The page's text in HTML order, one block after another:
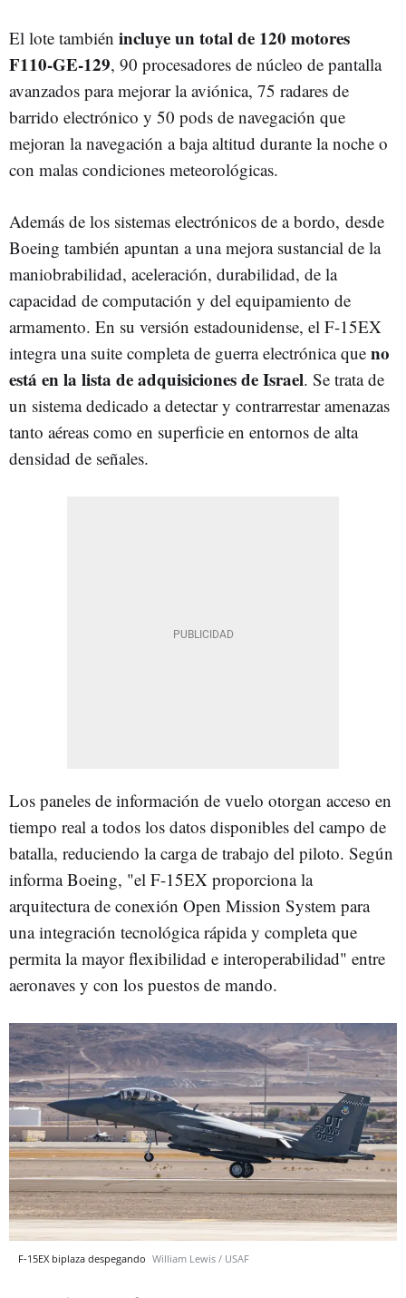
El lote también incluye un total de 120 motores
F110-GE-129, 90 procesadores de núcleo de pantalla
avanzados para mejorar la aviónica, 75 radares de
barrido electrónico y 50 pods de navegación que
mejoran la navegación a baja altitud durante la noche o
con malas condiciones meteorológicas.
Además de los sistemas electrónicos de a bordo, desde
Boeing también apuntan a una mejora sustancial de la
maniobrabilidad, aceleración, durabilidad, de la
capacidad de computación y del equipamiento de
armamento. En su versión estadounidense, el F-15EX
integra una suite completa de guerra electrónica que no
está en la lista de adquisiciones de Israel. Se trata de
un sistema dedicado a detectar y contrarrestar amenazas
tanto aéreas como en superficie en entornos de alta
densidad de señales.
Los paneles de información de vuelo otorgan acceso en
tiempo real a todos los datos disponibles del campo de
batalla, reduciendo la carga de trabajo del piloto. Según
informa Boeing, "el F-15EX proporciona la
arquitectura de conexión Open Mission System para
una integración tecnológica rápida y completa que
permita la mayor flexibilidad e interoperabilidad" entre
aeronaves y con los puestos de mando.
F-15EX biplaza despegando William Lewis / USAF